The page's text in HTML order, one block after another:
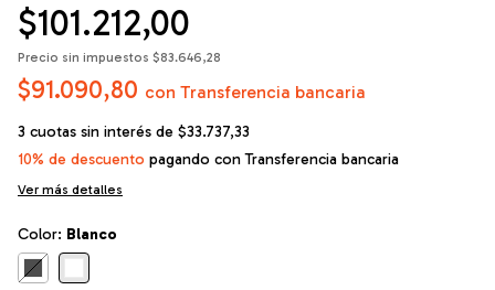
$101.212,00
Precio sin impuestos $83.646,28
$91.090,80 con Transferencia bancaria
3 cuotas sin interés de $33.737,33
10% de descuento pagando con Transferencia bancaria
Ver más detalles
Color: Blanco